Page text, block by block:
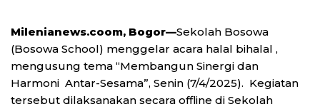
Milenianews.coom, Bogor—Sekolah Bosowa
(Bosowa School) menggelar acara halal bihalal ,
mengusung tema “Membangun Sinergi dan
Harmoni Antar-Sesama”, Senin (7/4/2025). Kegiatan
tersebut dilaksanakan secara offline di Sekolah